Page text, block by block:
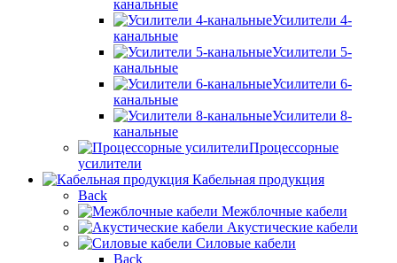
канальные
Усилители 4-
канальные
Усилители 5-
канальные
Усилители 6-
канальные
Усилители 8-
канальные
Процессорные
усилители
Кабельная продукция
Back
Межблочные кабели
Акустические кабели
Силовые кабели
Back